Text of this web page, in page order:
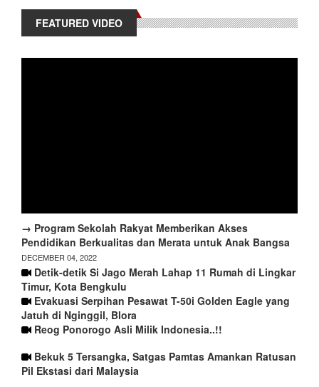
FEATURED VIDEO
→ Program Sekolah Rakyat Memberikan Akses
Pendidikan Berkualitas dan Merata untuk Anak Bangsa
DECEMBER 04, 2022
Detik-detik Si Jago Merah Lahap 11 Rumah di Lingkar
Timur, Kota Bengkulu
Evakuasi Serpihan Pesawat T-50i Golden Eagle yang
Jatuh di Nginggil, Blora
Reog Ponorogo Asli Milik Indonesia..!!
Bekuk 5 Tersangka, Satgas Pamtas Amankan Ratusan
Pil Ekstasi dari Malaysia